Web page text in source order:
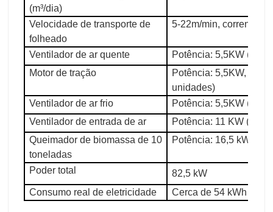
(m³/dia)
Velocidade de transporte de
folheado
5-22m/min, corrente
Ventilador de ar quente
Potência: 5,5KW (6
Motor de tração
Potência: 5,5KW,
unidades)
Ventilador de ar frio
Potência: 5,5KW (2
Ventilador de entrada de ar
Potência: 11 KW (1
Queimador de biomassa de 10
toneladas
Potência: 16,5 kW
Poder total
82,5 kW
Consumo real de eletricidade
Cerca de 54 kWh por